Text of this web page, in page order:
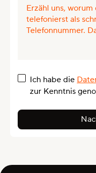
Ich habe die
zur Kenntnis